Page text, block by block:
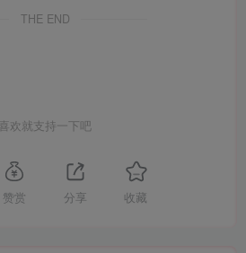
THE END
喜欢就支持一下吧
赞赏 分享 收藏